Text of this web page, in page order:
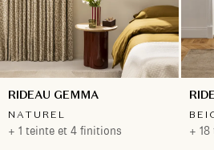
RIDEAU GEMMA
NATUREL
+ 1 teinte et 4 finitions +